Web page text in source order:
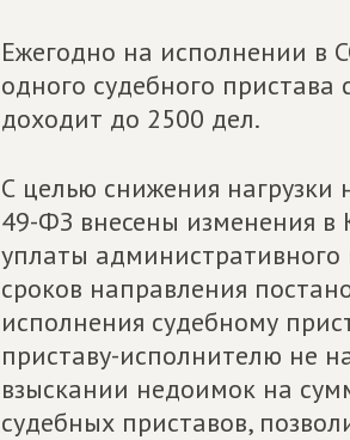
Ежегодно на исполнении в
одного судебного пристава
доходит до 2500 дел.
С целью снижения
49-ФЗ внесены изменения в
уплаты административного
сроков направления
исполнения судебному
приставу-исполнителю не
взыскании недоимок на
судебных приставов,